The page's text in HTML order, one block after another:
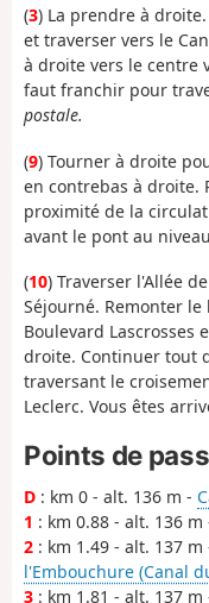
(3) La prendre à
et traverser vers le
à droite vers le centre
faut franchir pour
postale.
(9) Tourner à droite
en contrebas à droite.
proximité de la
avant le pont au
(10) Traverser l'Allée
Séjourné. Remonter
Boulevard
droite. Continuer tout
traversant le
Leclerc. Vous êtes
Points de
D : km 0 - alt. 136 m -
1 : km 0.88 - alt. 136
2 : km 1.49 - alt. 137
l'Embouchure (Canal
3 : km 1.81 - alt. 137